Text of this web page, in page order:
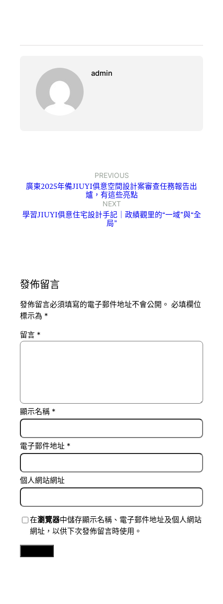
admin
PREVIOUS
廣東2025年備JIUYI俱意空間設計案審查任務報告出
爐，有這些亮點
NEXT
學習JIUYI俱意住宅設計手記｜政績觀里的“一域”與“全
局”
發佈留言
發佈留言必須填寫的電子郵件地址不會公開。 必填欄位
標示為 *
留言 *
顯示名稱 *
電子郵件地址 *
個人網站網址
在瀏覽器中儲存顯示名稱、電子郵件地址及個人網站
網址，以供下次發佈留言時使用。